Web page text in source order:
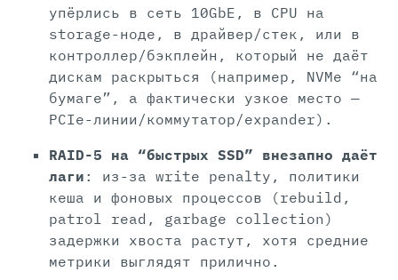
упёрлись в сеть 10GbE, в CPU на
storage-ноде, в драйвер/стек, или в
контроллер/бэкплейн, который не даёт
дискам раскрыться (например, NVMe “на
бумаге”, а фактически узкое место —
PCIe-линии/коммутатор/expander).
RAID-5 на “быстрых SSD” внезапно даёт
лаги : из-за write penalty, политики
кеша и фоновых процессов (rebuild,
patrol read, garbage collection)
задержки хвоста растут, хотя средние
метрики выглядят прилично.